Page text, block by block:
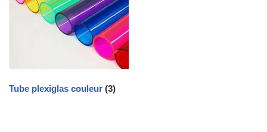
Tube plexiglas couleur (3)